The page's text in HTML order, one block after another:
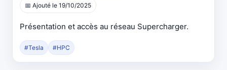
📅 Ajouté le 19/10/2025
Présentation et accès au réseau Supercharger.
#Tesla #HPC